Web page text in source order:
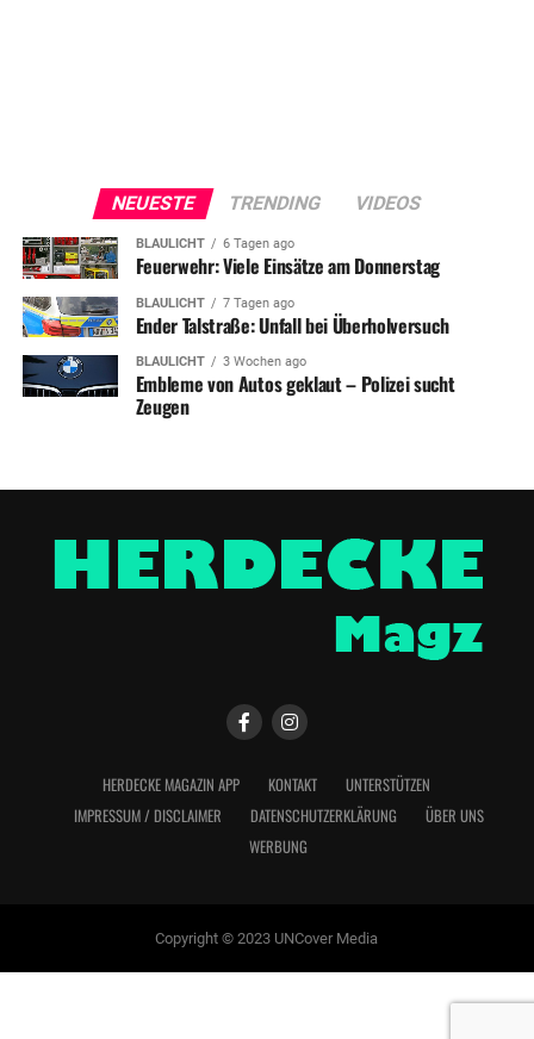
NEUESTE TRENDING VIDEOS
BLAULICHT 6 Tagen ago
Feuerwehr: Viele Einsätze am Donnerstag
BLAULICHT 7 Tagen ago
Ender Talstraße: Unfall bei Überholversuch
BLAULICHT 3 Wochen ago
Embleme von Autos geklaut – Polizei sucht
Zeugen
HERDECKE MAGAZIN APP KONTAKT
UNTERSTÜTZEN
IMPRESSUM / DISCLAIMER
DATENSCHUTZERKLÄRUNG
ÜBER UNS
WERBUNG
Copyright © 2023 UNCover Media